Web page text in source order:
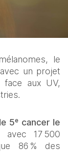
le
un projet
face aux UV,
5ᵉ cancer le
avec 17 500
86 % des